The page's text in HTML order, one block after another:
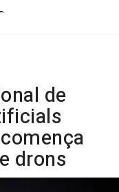
de
drons